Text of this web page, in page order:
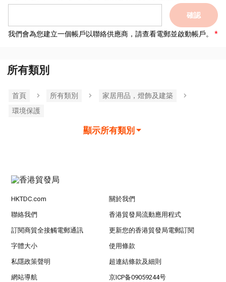
確認
我們會為您建立一個帳戶以聯絡供應商，請查看電郵並啟動帳戶。
所有類別
首頁 所有類別
家居用品，燈飾及建築
環境保護
顯示所有類別
HKTDC.com 關於我們
聯絡我們 香港貿發局流動應用程式
訂閱商貿全接觸電郵通訊 更新您的香港貿發局電郵訂閱
字體大小 使用條款
私隱政策聲明 超連結條款及細則
網站導航 京ICP备09059244号